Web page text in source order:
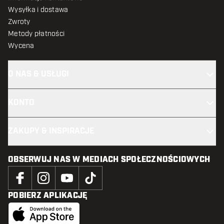
Wysyłka i dostawa
Zwroty
Metody płatności
Wycena
OBSERWUJ NAS W MEDIACH SPOŁECZNOŚCIOWYCH
POBIERZ APLIKACJĘ